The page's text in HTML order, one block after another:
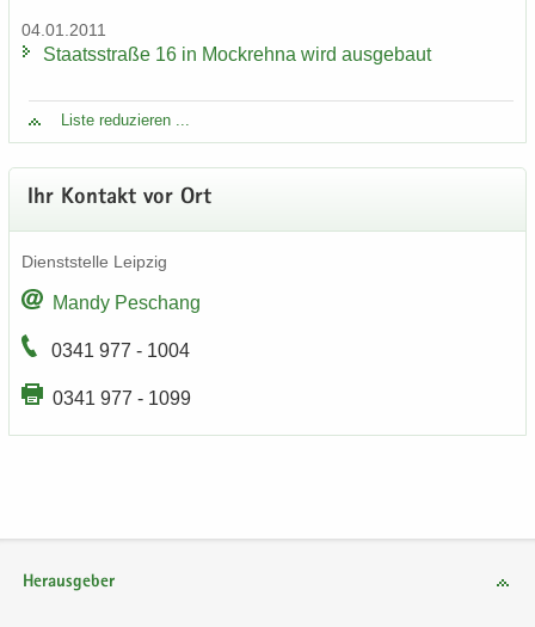
04.01.2011
Staats­stra­ße 16 in Mock­reh­na wird aus­ge­baut
Liste re­du­zie­ren ...
Ihr Kon­takt vor Ort
Dienst­stel­le Leip­zig
Mandy Peschang
0341 977 - 1004
0341 977 - 1099
Herausgeber